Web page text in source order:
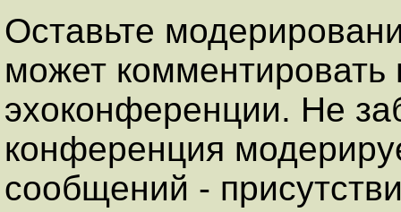
Оставьте
может комментировать
эхоконференции. Hе
конференция
сообщений -